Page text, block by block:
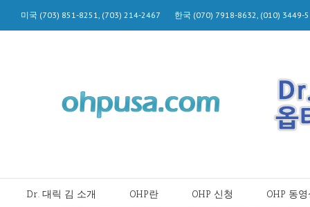
미국 (703) 851-8251, (703) 214-2467 한국 (070) 7918-8632, (010)
Dr. 대릭 김 소개 OHP란 OHP 신청 OHP 동